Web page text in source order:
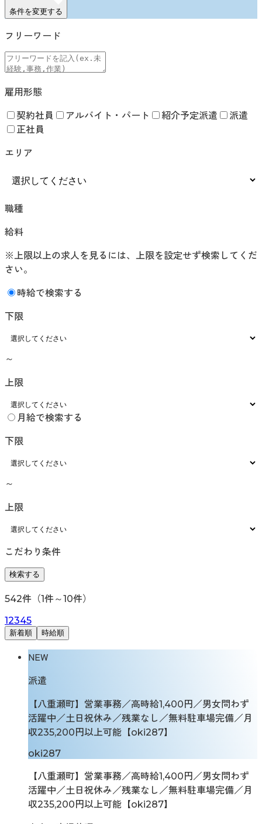
条件を変更する
フリーワード
雇用形態
契約社員 アルバイト・パート 紹介予定派遣
派遣
正社員
エリア
職種
給料
※上限以上の求人を見るには、上限を設定せず検索してくだ
さい。
時給で検索する
下限
～
上限
月給で検索する
下限
～
上限
こだわり条件
検索する
542件（1件～10件）
12345
新着順 時給順
NEW
派遣
【八重瀬町】営業事務／高時給1,400円／男女問わず
活躍中／土日祝休み／残業なし／無料駐車場完備／月
収235,200円以上可能【oki287】
oki287
【八重瀬町】営業事務／高時給1,400円／男女問わず
活躍中／土日祝休み／残業なし／無料駐車場完備／月
収235,200円以上可能【oki287】